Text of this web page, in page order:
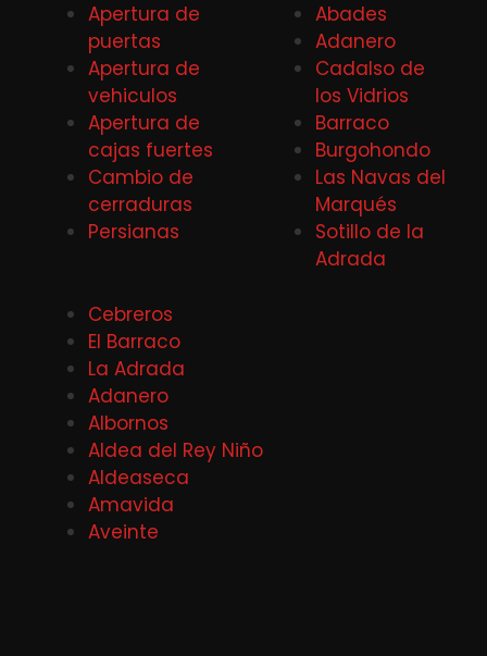
Apertura de
puertas
Apertura de
vehiculos
Apertura de
cajas fuertes
Cambio de
cerraduras
Persianas
Abades
Adanero
Cadalso de
los Vidrios
Barraco
Burgohondo
Las Navas del
Marqués
Sotillo de la
Adrada
Cebreros
El Barraco
La Adrada
Adanero
Albornos
Aldea del Rey Niño
Aldeaseca
Amavida
Aveinte